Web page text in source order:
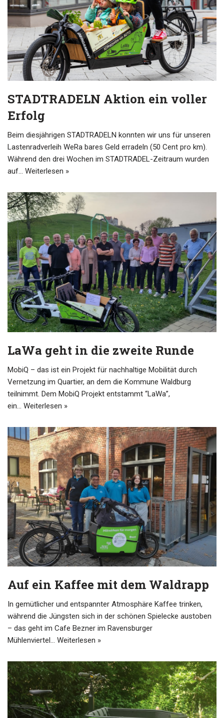
STADTRADELN Aktion ein voller
Erfolg
Beim diesjährigen STADTRADELN konnten wir uns für unseren
Lastenradverleih WeRa bares Geld erradeln (50 Cent pro km).
Während den drei Wochen im STADTRADEL-Zeitraum wurden
auf… Weiterlesen »
LaWa geht in die zweite Runde
user
MobiQ – das ist ein Projekt für nachhaltige Mobilität durch
Vernetzung im Quartier, an dem die Kommune Waldburg
teilnimmt. Dem MobiQ Projekt entstammt “LaWa”,
ein… Weiterlesen »
Auf ein Kaffee mit dem Waldrapp
user
In gemütlicher und entspannter Atmosphäre Kaffee trinken,
während die Jüngsten sich in der schönen Spielecke austoben
– das geht im Cafe Bezner im Ravensburger
Mühlenviertel… Weiterlesen »
user